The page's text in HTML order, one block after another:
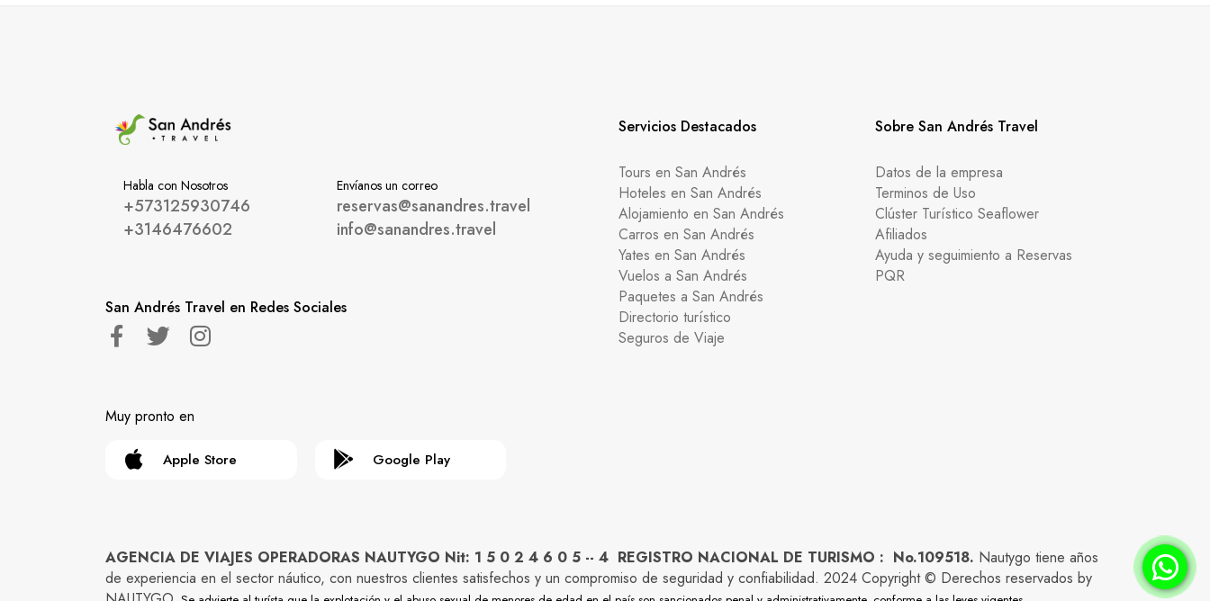
Habla con Nosotros
+573125930746
+3146476602
Envíanos un correo
reservas@sanandres.travel
info@sanandres.travel
San Andrés Travel en Redes Sociales
Muy pronto en
Apple Store Google Play
Servicios Destacados
Tours en San Andrés
Hoteles en San Andrés
Alojamiento en San Andrés
Carros en San Andrés
Yates en San Andrés
Vuelos a San Andrés
Paquetes a San Andrés
Directorio turístico
Seguros de Viaje
Sobre San Andrés Travel
Datos de la empresa
Terminos de Uso
Clúster Turístico Seaflower
Afiliados
Ayuda y seguimiento a Reservas
PQR
AGENCIA DE VIAJES OPERADORAS NAUTYGO Nit: 1 5 0 2 4 6 0 5 -- 4 REGISTRO NACIONAL DE TURISMO : No.109518. Nautygo tiene años
de experiencia en el sector náutico, con nuestros clientes satisfechos y un compromiso de seguridad y confiabilidad. 2024 Copyright © Derechos reservados by